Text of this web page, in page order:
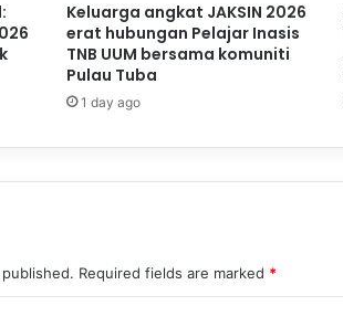
Keluarga angkat JAKSIN 2026
erat hubungan Pelajar Inasis
TNB UUM bersama komuniti
Pulau Tuba
1 day ago
Required fields are marked *